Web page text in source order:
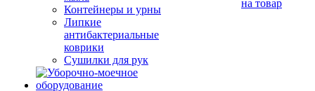
Контейнеры и урны
Липкие
антибактериальные
коврики
Сушилки для рук
на товар